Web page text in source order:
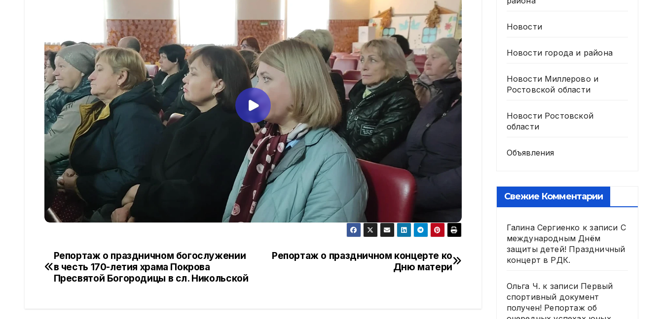
Навигация
по
Репортаж о праздничном концерте ко
Дню матери
Репортаж о праздничном богослужении
в честь 170-летия храма Покрова
Пресвятой Богородицы в сл. Никольской
Новости
Новости города и района
Новости Миллерово и
Ростовской области
Новости Ростовской
области
Объявления
Свежие Комментарии
Галина Сергиенко к записи С
международным Днём
защиты детей! Праздничный
концерт в РДК.
Ольга Ч. к записи Первый
спортивный документ
получен! Репортаж об